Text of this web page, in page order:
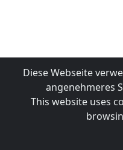
Diese Webseite
angenehmeres
This website uses